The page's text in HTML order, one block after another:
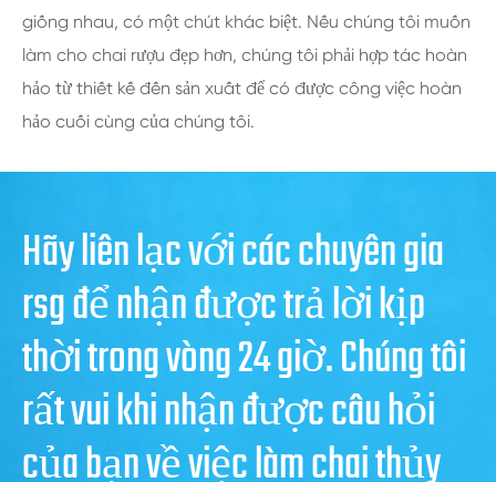
giống nhau, có một chút khác biệt. Nếu chúng tôi muốn
làm cho chai rượu đẹp hơn, chúng tôi phải hợp tác hoàn
hảo từ thiết kế đến sản xuất để có được công việc hoàn
hảo cuối cùng của chúng tôi.
Hãy liên lạc với các chuyên gia
rsg để nhận được trả lời kịp
thời trong vòng 24 giờ. Chúng tôi
rất vui khi nhận được câu hỏi
của bạn về việc làm chai thủy